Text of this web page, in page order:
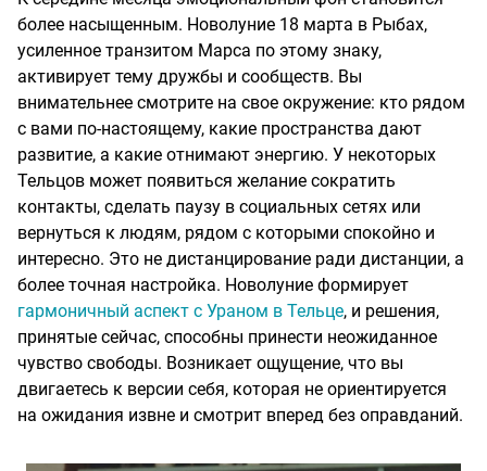
более насыщенным. Новолуние 18 марта в Рыбах,
усиленное транзитом Марса по этому знаку,
активирует тему дружбы и сообществ. Вы
внимательнее смотрите на свое окружение: кто рядом
с вами по-настоящему, какие пространства дают
развитие, а какие отнимают энергию. У некоторых
Тельцов может появиться желание сократить
контакты, сделать паузу в социальных сетях или
вернуться к людям, рядом с которыми спокойно и
интересно. Это не дистанцирование ради дистанции, а
более точная настройка. Новолуние формирует
гармоничный аспект с Ураном в Тельце, и решения,
принятые сейчас, способны принести неожиданное
чувство свободы. Возникает ощущение, что вы
двигаетесь к версии себя, которая не ориентируется
на ожидания извне и смотрит вперед без оправданий.